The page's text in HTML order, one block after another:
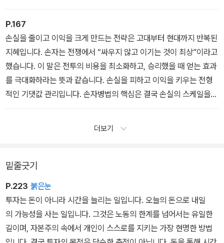
이블』을 읽으면 진짜 연애를 잘하게 될까요? 이제는 대부분 그렇지
않다고 답할 것입니다. 연애도 머리로 배우는 게 아니라, 몸으로 배우
는 일이기 때문입니다.
P.167
손실을 줄이고 이익을 크게 만드는 전략은 고대부터 현대까지 반복된
지혜입니다. 손자는 전쟁에서 “싸우지 않고 이기는 것이 최상”이라고
했습니다. 이 말은 전투의 비용을 최소화하고, 승리했을 때 얻는 효과
를 극대화하라는 뜻과 같습니다. 손실을 피하고 이익을 키우는 전형
적인 기댓값 관리입니다. 손자병법의 핵심은 결국 손실의 스케일을
줄이는 전술적 선택, 승리했을 때의 보상을 크게 만드는 전략적 운영
더보기
밑줄긋기
P.223 붉은눈
투자는 돈이 아니라 시간을 늘리는 일입니다. 오늘의 돈으로 내일
의 가능성을 사는 일입니다. 그것은 노동의 한계를 넘어서는 유일한
길이며, 자본주의 속에서 개인이 스스로를 지키는 가장 현명한 방법